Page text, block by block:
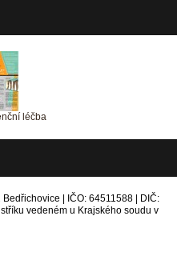
léčba
| IČO: 64511588 | DIČ:
vedeném u Krajského soudu v